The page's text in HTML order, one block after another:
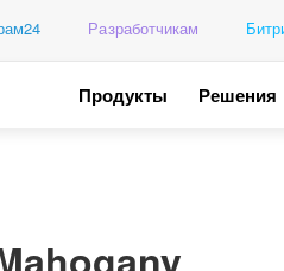
Разработчикам
Продукты Решения